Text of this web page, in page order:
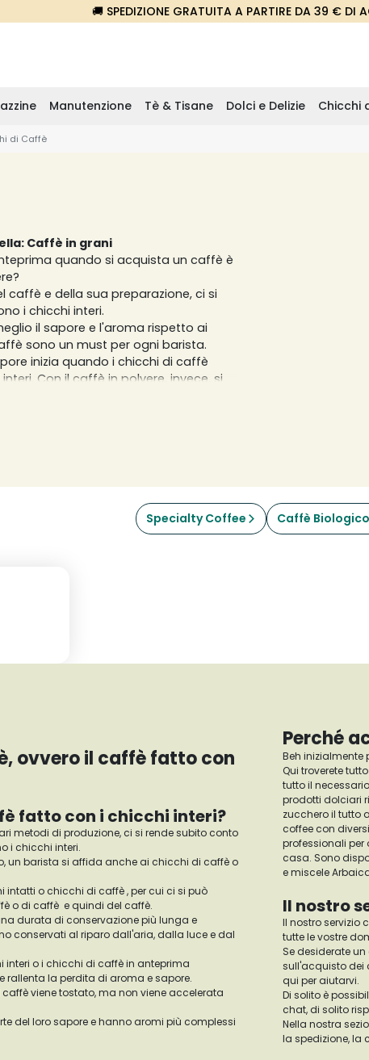
🚚 SPEDIZIONE GRATUITA A PARTIRE DA 39 € DI
Manutenzione Tè & Tisane Dolci e Delizie Chicchi
di Caffè
Caffè in grani
quando si acquista un caffè è
caffè e della sua preparazione, ci si
i chicchi interi.
il sapore e l'aroma rispetto ai
sono un must per ogni barista.
inizia quando i chicchi di caffè
Con il caffè in polvere, invece, si
sfogliate la nostra vasta gamma di
E aggiungi al tuo carrello e alla tua
Specialty Coffee Caffè Biologico
il caffè fatto con
fatto con i chicchi interi?
metodi di produzione, ci si rende subito conto
i chicchi interi.
un barista si affida anche ai chicchi di caffè o
intatti o chicchi di caffè , per cui ci si può
o di caffè e quindi del caffè.
durata di conservazione più lunga e
conservati al riparo dall'aria, dalla luce e dal
o i chicchi di caffè in anteprima
rallenta la perdita di aroma e sapore.
viene tostato, ma non viene accelerata
del loro sapore e hanno aromi più complessi
Perché
Beh inizialmente
Qui troverete
tutto il
prodotti dolciari
zucchero il tutto
coffee con
professionali
casa. Sono
e miscele
Il nostro
Il nostro servizio
tutte le vostre
Se desiderate
sull'acquisto dei
qui per aiutarvi.
Di solito è
chat, di solito
Nella nostra
la spedizione, la